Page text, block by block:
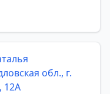
обл., г.
12А